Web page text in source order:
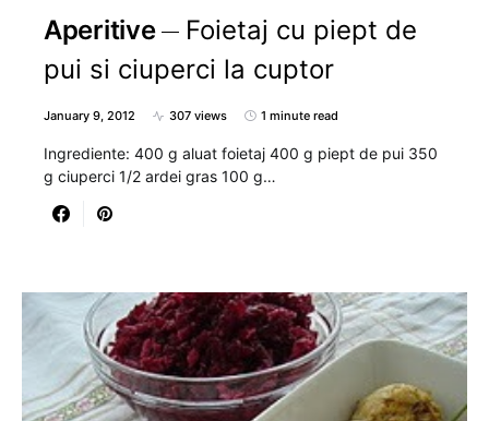
Aperitive
Foietaj cu piept de
pui si ciuperci la cuptor
January 9, 2012 307 views 1 minute read
Ingrediente: 400 g aluat foietaj 400 g piept de pui 350
g ciuperci 1/2 ardei gras 100 g…